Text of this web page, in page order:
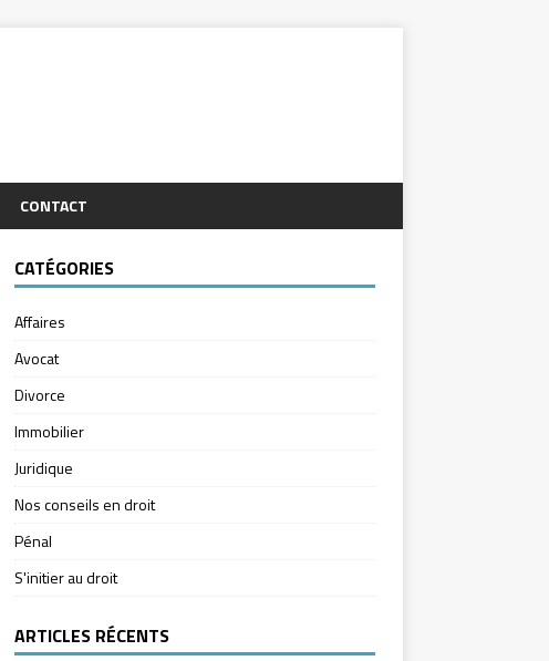
CONTACT
CATÉGORIES
Affaires
Avocat
Divorce
Immobilier
Juridique
Nos conseils en droit
Pénal
S'initier au droit
ARTICLES RÉCENTS